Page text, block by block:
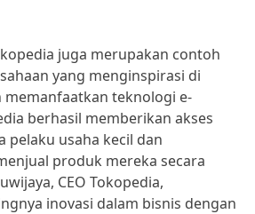
juga merupakan contoh
yang menginspirasi di
memanfaatkan teknologi e-
berhasil memberikan akses
pelaku usaha kecil dan
produk mereka secara
CEO Tokopedia,
inovasi dalam bisnis dengan